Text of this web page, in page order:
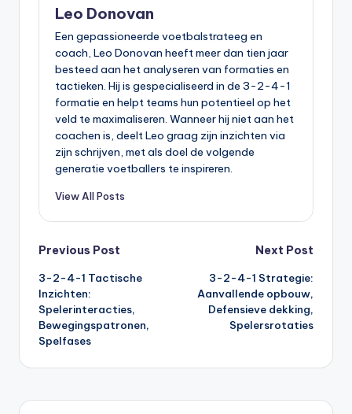
Leo Donovan
Een gepassioneerde voetbalstrateeg en
coach, Leo Donovan heeft meer dan tien jaar
besteed aan het analyseren van formaties en
tactieken. Hij is gespecialiseerd in de 3-2-4-1
formatie en helpt teams hun potentieel op het
veld te maximaliseren. Wanneer hij niet aan het
coachen is, deelt Leo graag zijn inzichten via
zijn schrijven, met als doel de volgende
generatie voetballers te inspireren.
View All Posts
Post
navigation
Previous Post
3-2-4-1 Tactische
Inzichten:
Spelerinteracties,
Bewegingspatronen,
Spelfases
Next Post
3-2-4-1 Strategie:
Aanvallende opbouw,
Defensieve dekking,
Spelersrotaties